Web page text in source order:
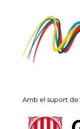
Amb el suport de: